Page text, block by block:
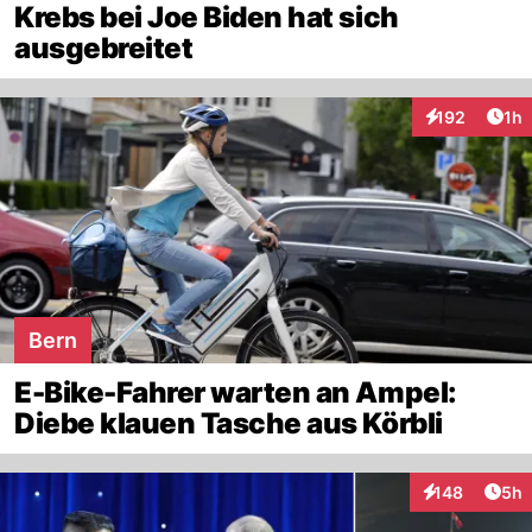
Krebs bei Joe Biden hat sich
ausgebreitet
192
Interaktionen
1h
Bern
E-Bike-Fahrer warten an Ampel:
Diebe klauen Tasche aus Körbli
148
Interaktionen
5h